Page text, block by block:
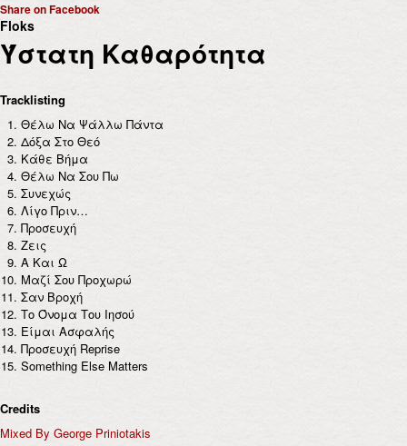
Share on Facebook
Floks
Ύστατη Καθαρότητα
Tracklisting
Θέλω Να Ψάλλω Πάντα
Δόξα Στο Θεό
Κάθε Βήμα
Θέλω Να Σου Πω
Συνεχώς
Λίγο Πριν…
Προσευχή
Ζεις
Α Και Ω
Μαζί Σου Προχωρώ
Σαν Βροχή
Το Όνομα Του Ιησού
Είμαι Ασφαλής
Προσευχή Reprise
Something Else Matters
Credits
Mixed By George Priniotakis